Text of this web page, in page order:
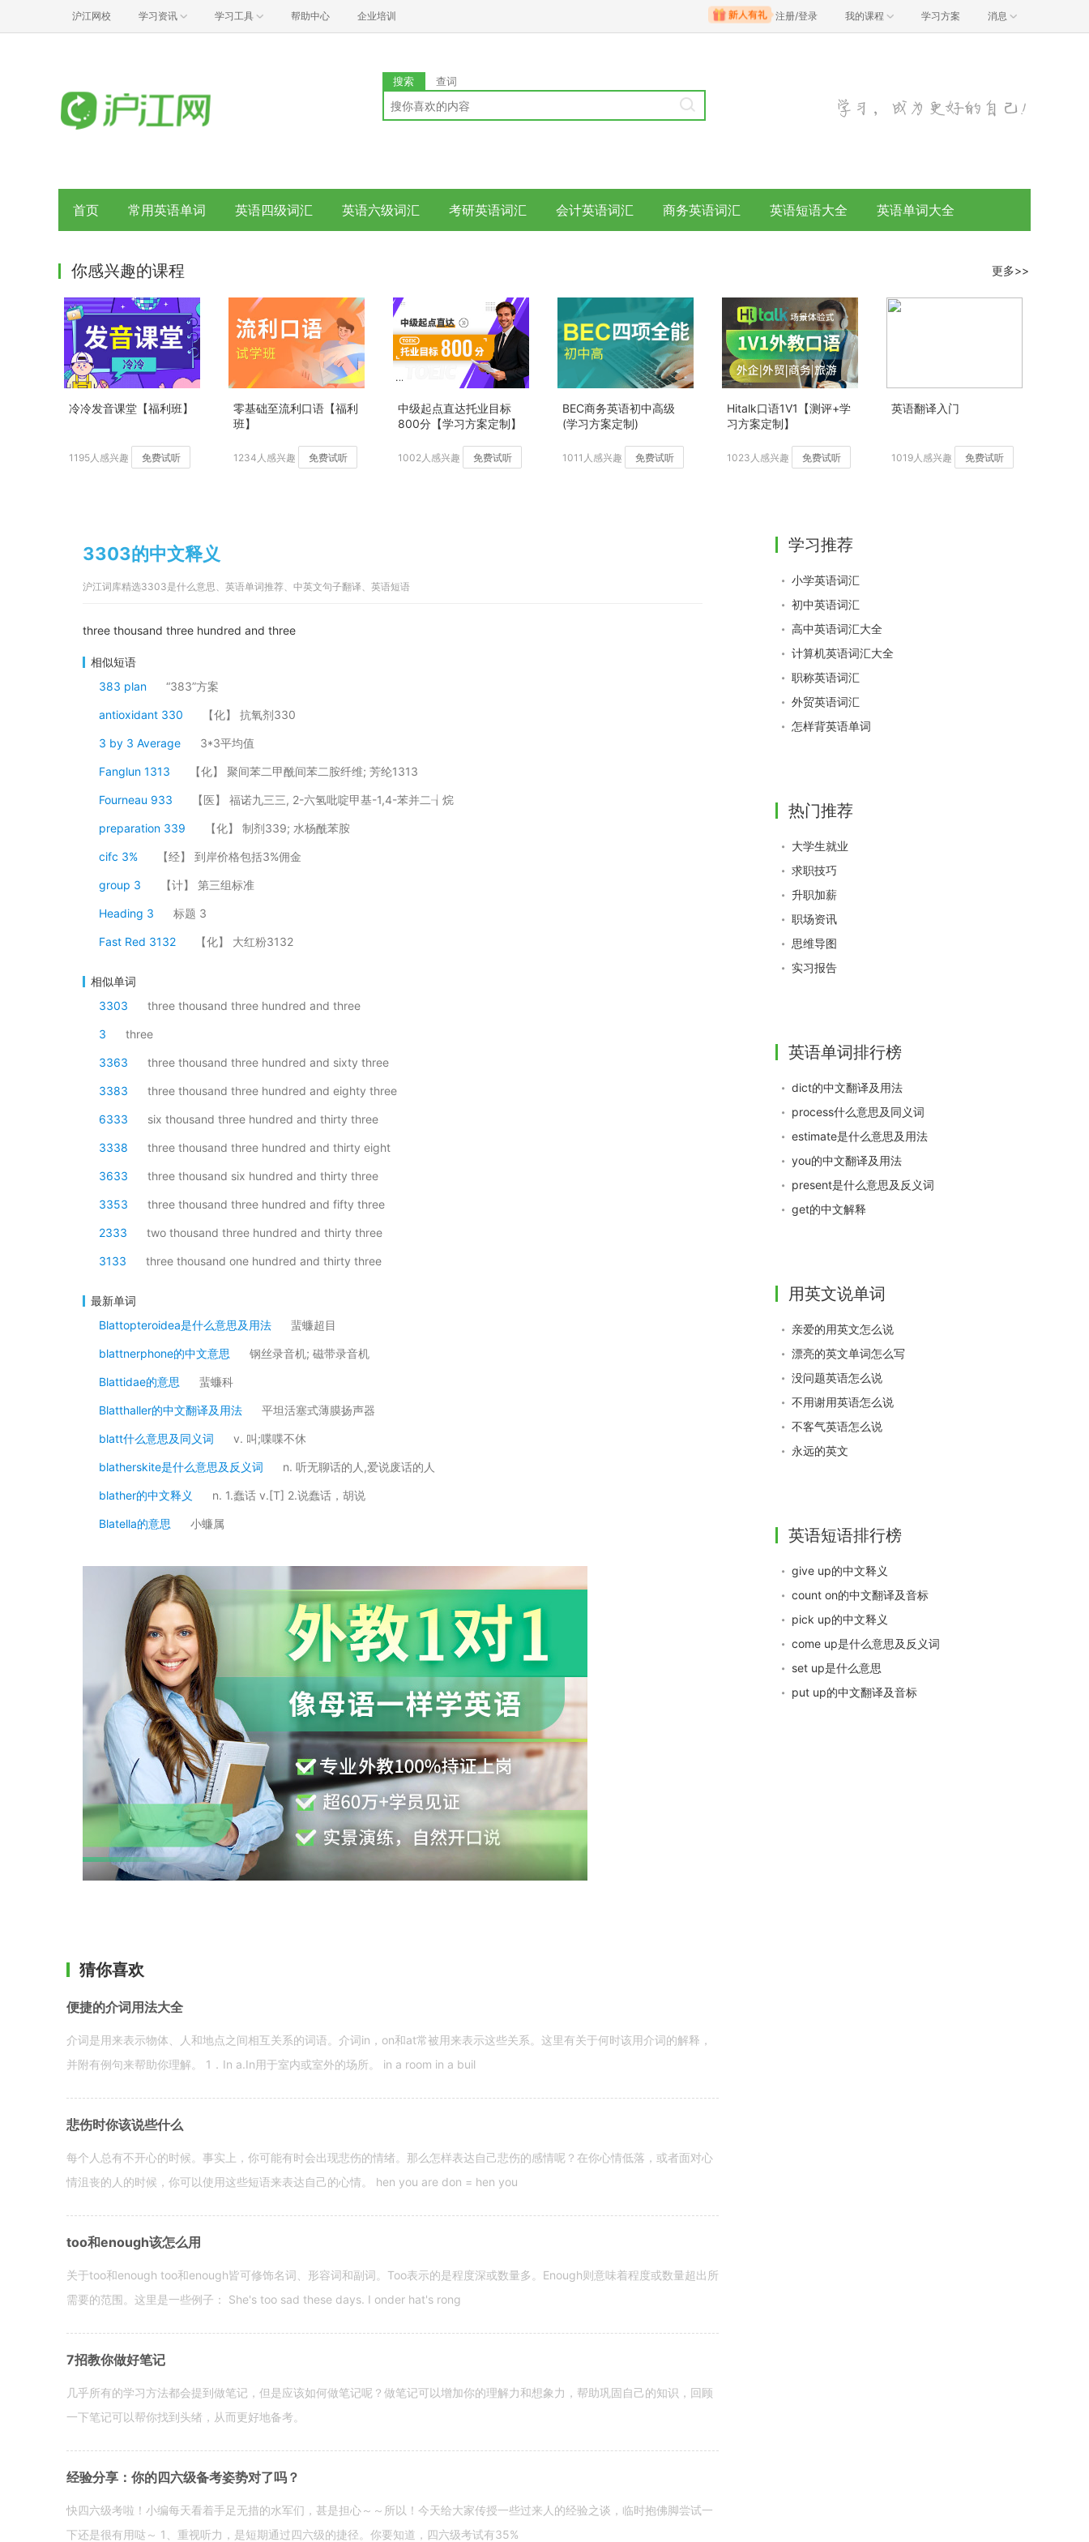
沪江网校 学习资讯 学习工具 帮助中心 企业培训 注册/登录 我的课程 学习方案 消息
搜索 查词
首页 常用英语单词 英语四级词汇 英语六级词汇 考研英语词汇 会计英语词汇 商务英语词汇 英语短语大全 英语单词大全
你感兴趣的课程 更多>>
冷冷发音课堂【福利班】
1195人感兴趣 免费试听
零基础至流利口语【福利
班】
1234人感兴趣 免费试听
中级起点直达托业目标
800分【学习方案定制】
1002人感兴趣 免费试听
BEC商务英语初中高级
(学习方案定制)
1011人感兴趣 免费试听
Hitalk口语1V1【测评+学
习方案定制】
1023人感兴趣 免费试听
英语翻译入门
1019人感兴趣 免费试听
3303的中文释义
沪江词库精选3303是什么意思、英语单词推荐、中英文句子翻译、英语短语
three thousand three hundred and three
相似短语
383 plan
“383”方案
antioxidant 330 【化】 抗氧剂330
3 by 3 Average 3*3平均值
Fanglun 1313 【化】 聚间苯二甲酰间苯二胺纤维; 芳纶1313
Fourneau 933 【医】 福诺九三三, 2-六氢吡啶甲基-1,4-苯并二┧烷
preparation 339 【化】 制剂339; 水杨酰苯胺
cifc 3% 【经】 到岸价格包括3%佣金
group 3 【计】 第三组标准
Heading 3 标题 3
Fast Red 3132 【化】 大红粉3132
相似单词
3303
three thousand three hundred and three
3 three
3363 three thousand three hundred and sixty three
3383 three thousand three hundred and eighty three
6333 six thousand three hundred and thirty three
3338 three thousand three hundred and thirty eight
3633 three thousand six hundred and thirty three
3353 three thousand three hundred and fifty three
2333 two thousand three hundred and thirty three
3133 three thousand one hundred and thirty three
最新单词
Blattopteroidea是什么意思及用法
蜚蠊超目
blattnerphone的中文意思 钢丝录音机; 磁带录音机
Blattidae的意思 蜚蠊科
Blatthaller的中文翻译及用法 平坦活塞式薄膜扬声器
blatt什么意思及同义词 v. 叫;喋喋不休
blatherskite是什么意思及反义词 n. 听无聊话的人,爱说废话的人
blather的中文释义 n. 1.蠢话 v.[T] 2.说蠢话，胡说
Blatella的意思 小蠊属
猜你喜欢
便捷的介词用法大全
介词是用来表示物体、人和地点之间相互关系的词语。介词in，on和at常被用来表示这些关系。这里有关于何时该用介词的解释，
并附有例句来帮助你理解。 1．In a.In用于室内或室外的场所。 in a room in a buil
悲伤时你该说些什么
每个人总有不开心的时候。事实上，你可能有时会出现悲伤的情绪。那么怎样表达自己悲伤的感情呢？在你心情低落，或者面对心
情沮丧的人的时候，你可以使用这些短语来表达自己的心情。 hen you are don = hen you
too和enough该怎么用
关于too和enough too和enough皆可修饰名词、形容词和副词。Too表示的是程度深或数量多。Enough则意味着程度或数量超出所
需要的范围。这里是一些例子： She's too sad these days. I onder hat's rong
7招教你做好笔记
几乎所有的学习方法都会提到做笔记，但是应该如何做笔记呢？做笔记可以增加你的理解力和想象力，帮助巩固自己的知识，回顾
一下笔记可以帮你找到头绪，从而更好地备考。
经验分享：你的四六级备考姿势对了吗？
快四六级考啦！小编每天看着手足无措的水军们，甚是担心～～所以！今天给大家传授一些过来人的经验之谈，临时抱佛脚尝试一
下还是很有用哒～ 1、重视听力，是短期通过四六级的捷径。你要知道，四六级考试有35%
学习推荐
小学英语词汇
初中英语词汇
高中英语词汇大全
计算机英语词汇大全
职称英语词汇
外贸英语词汇
怎样背英语单词
热门推荐
大学生就业
求职技巧
升职加薪
职场资讯
思维导图
实习报告
英语单词排行榜
dict的中文翻译及用法
process什么意思及同义词
estimate是什么意思及用法
you的中文翻译及用法
present是什么意思及反义词
get的中文解释
用英文说单词
亲爱的用英文怎么说
漂亮的英文单词怎么写
没问题英语怎么说
不用谢用英语怎么说
不客气英语怎么说
永远的英文
英语短语排行榜
give up的中文释义
count on的中文翻译及音标
pick up的中文释义
come up是什么意思及反义词
set up是什么意思
put up的中文翻译及音标